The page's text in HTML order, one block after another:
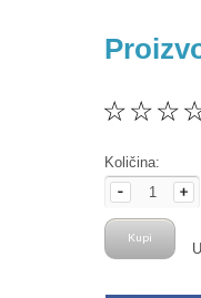
☆
☆
☆
Količina: